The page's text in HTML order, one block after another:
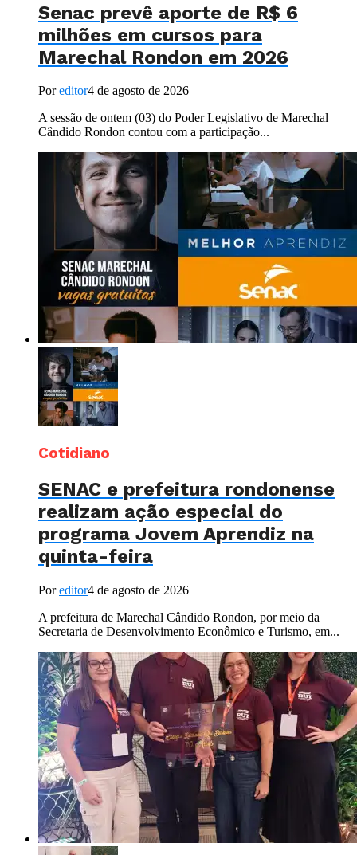
Senac prevê aporte de R$ 6
milhões em cursos para
Marechal Rondon em 2026
Poreditor4 de agosto de 2026
A sessão de ontem (03) do Poder Legislativo de Marechal
Cândido Rondon contou com a participação...
Cotidiano
SENAC e prefeitura rondonense
realizam ação especial do
programa Jovem Aprendiz na
quinta-feira
Poreditor4 de agosto de 2026
A prefeitura de Marechal Cândido Rondon, por meio da
Secretaria de Desenvolvimento Econômico e Turismo, em...